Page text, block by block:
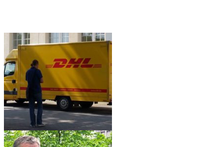
DHL schafft klassische
Benachrichtigungskarte ab